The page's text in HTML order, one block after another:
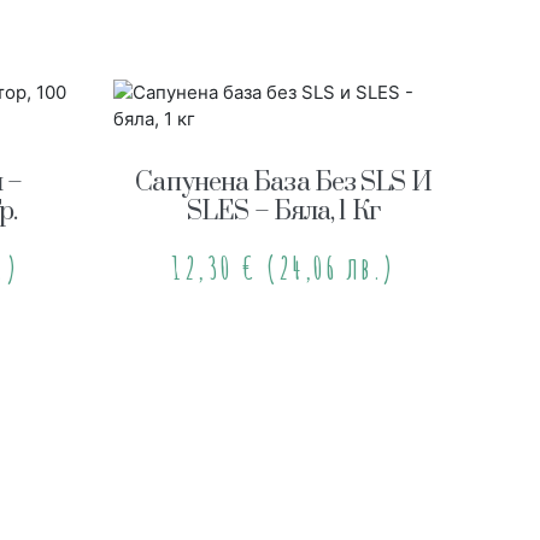
–
Сапунена База Без SLS И
SLES – Бяла, 1 Кг
12,30 € (24,06 лв.)